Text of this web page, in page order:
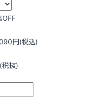
円(税込)
税抜)